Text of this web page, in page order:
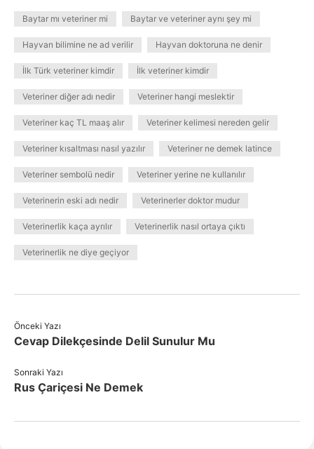
Baytar mı veteriner mi Baytar ve veteriner aynı şey mi
Hayvan bilimine ne ad verilir Hayvan doktoruna ne denir
İlk Türk veteriner kimdir İlk veteriner kimdir
Veteriner diğer adı nedir Veteriner hangi meslektir
Veteriner kaç TL maaş alır Veteriner kelimesi nereden gelir
Veteriner kısaltması nasıl yazılır Veteriner ne demek latince
Veteriner sembolü nedir Veteriner yerine ne kullanılır
Veterinerin eski adı nedir Veterinerler doktor mudur
Veterinerlik kaça ayrılır Veterinerlik nasıl ortaya çıktı
Veterinerlik ne diye geçiyor
Önceki Yazı
Cevap Dilekçesinde Delil Sunulur Mu
Sonraki Yazı
Rus Çariçesi Ne Demek